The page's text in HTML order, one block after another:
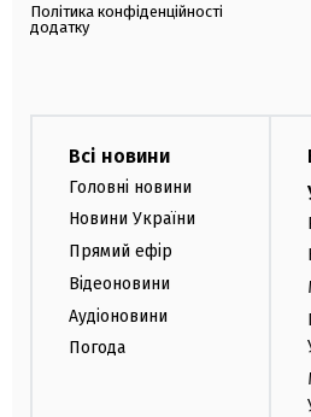
Політика конфіденційності
додатку
Всі новини
Головні новини
Новини України
Прямий ефір
Відеоновини
Аудіоновини
Погода